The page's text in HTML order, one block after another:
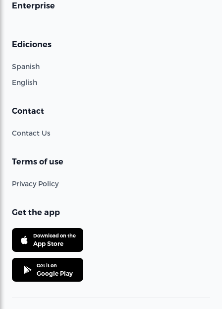
Enterprise
Ediciones
Spanish
English
Contact
Contact Us
Terms of use
Privacy Policy
Get the app
Download on the
App Store
Get it on
Google Play